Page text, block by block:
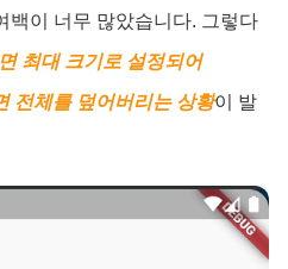
백이 너무 많았습니다. 그렇다
최대 크기로 설정되어
전체를 덮어버리는 상황이 발